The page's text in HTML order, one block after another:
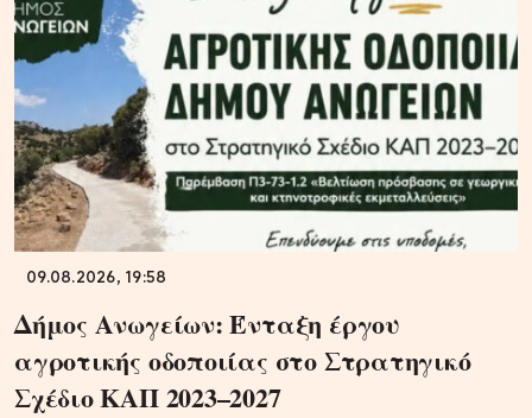
09.08.2026, 19:58
Δήμος Ανωγείων: Ένταξη έργου
αγροτικής οδοποιίας στο Στρατηγικό
Σχέδιο ΚΑΠ 2023–2027